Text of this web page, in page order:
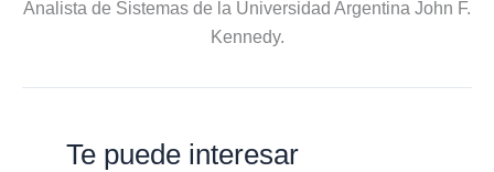
Analista de Sistemas de la Universidad Argentina John F.
Kennedy.
Te puede interesar